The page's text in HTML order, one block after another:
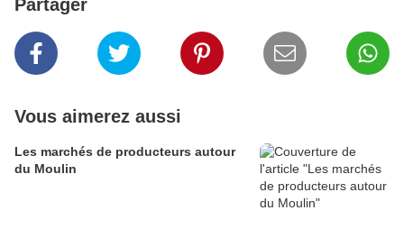
Partager
Vous aimerez aussi
Les marchés de producteurs autour
du Moulin